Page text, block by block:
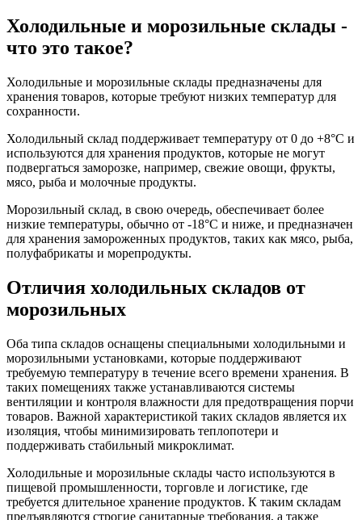
Холодильные и морозильные склады -
что это такое?
Холодильные и морозильные склады предназначены для
хранения товаров, которые требуют низких температур для
сохранности.
Холодильный склад поддерживает температуру от 0 до +8°C и
используются для хранения продуктов, которые не могут
подвергаться заморозке, например, свежие овощи, фрукты,
мясо, рыба и молочные продукты.
Морозильный склад, в свою очередь, обеспечивает более
низкие температуры, обычно от -18°C и ниже, и предназначен
для хранения замороженных продуктов, таких как мясо, рыба,
полуфабрикаты и морепродукты.
Отличия холодильных складов от
морозильных
Оба типа складов оснащены специальными холодильными и
морозильными установками, которые поддерживают
требуемую температуру в течение всего времени хранения. В
таких помещениях также устанавливаются системы
вентиляции и контроля влажности для предотвращения порчи
товаров. Важной характеристикой таких складов является их
изоляция, чтобы минимизировать теплопотери и
поддерживать стабильный микроклимат.
Холодильные и морозильные склады часто используются в
пищевой промышленности, торговле и логистике, где
требуется длительное хранение продуктов. К таким складам
предъявляются строгие санитарные требования, а также